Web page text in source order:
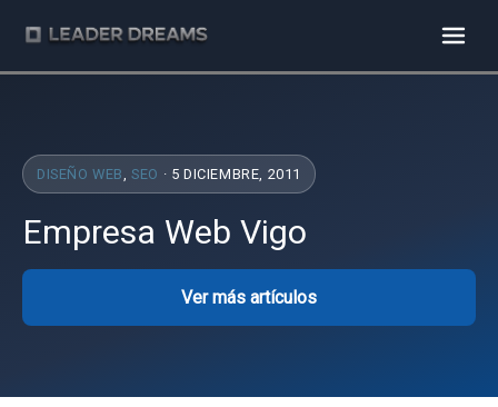
DISEÑO WEB,SEO · 5 DICIEMBRE, 2011
Empresa Web Vigo
Ver más artículos